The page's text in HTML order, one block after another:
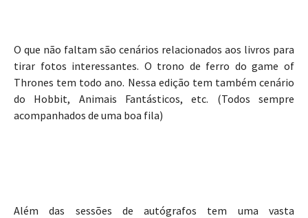
O que não faltam são cenários relacionados aos livros para
tirar fotos interessantes. O trono de ferro do game of
Thrones tem todo ano. Nessa edição tem também cenário
do Hobbit, Animais Fantásticos, etc. (Todos sempre
acompanhados de uma boa fila)
Além das sessões de autógrafos tem uma vasta